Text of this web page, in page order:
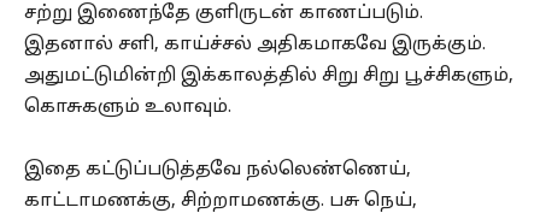
சற்று இணைந்தே குளிருடன் காணப்படும்.
இதனால் சளி, காய்ச்சல் அதிகமாகவே இருக்கும்.
அதுமட்டுமின்றி இக்காலத்தில் சிறு சிறு பூச்சிகளும்,
கொசுகளும் உலாவும்.
இதை கட்டுப்படுத்தவே நல்லெண்ணெய்,
காட்டாமணக்கு, சிற்றாமணக்கு. பசு நெய்,